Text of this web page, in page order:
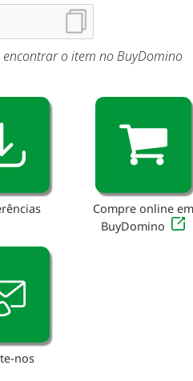
o item no BuyDomino
Compre online em
BuyDomino
nos